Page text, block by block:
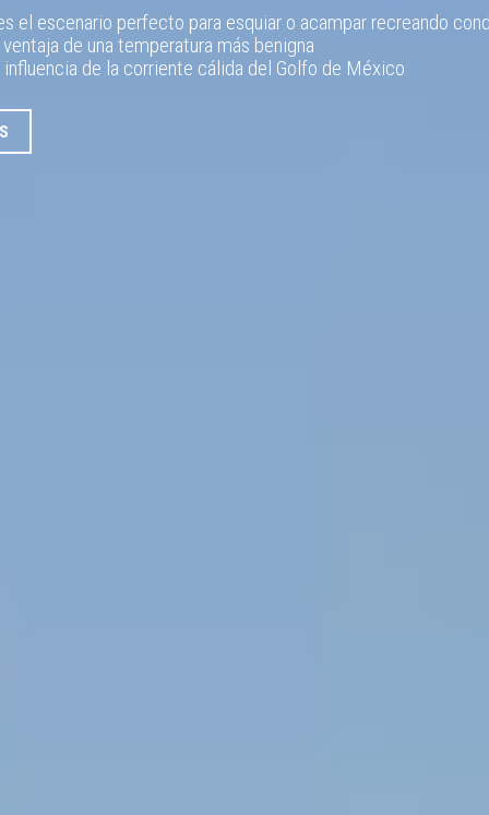
el escenario perfecto para esquiar o acampar recreando
de una temperatura más benigna
influencia de la corriente cálida del Golfo de México